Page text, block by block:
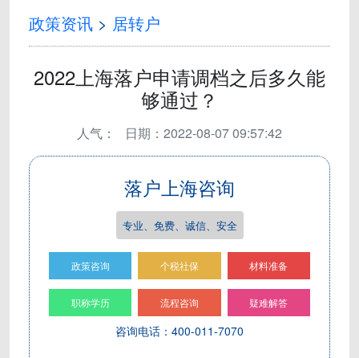
政策资讯 > 居转户
2022上海落户申请调档之后多久能
够通过？
人气： 日期：2022-08-07 09:57:42
落户上海咨询
专业、免费、诚信、安全
政策咨询 个税社保 材料准备
职称学历 流程咨询 疑难解答
咨询电话：400-011-7070